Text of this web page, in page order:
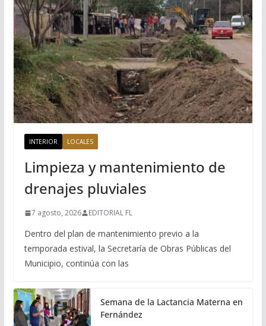
INTERIOR LOCALES
Limpieza y mantenimiento de
drenajes pluviales
7 agosto, 2026 EDITORIAL FL
Dentro del plan de mantenimiento previo a la
temporada estival, la Secretaría de Obras Públicas del
Municipio, continúa con las
Semana de la Lactancia Materna en
Fernández